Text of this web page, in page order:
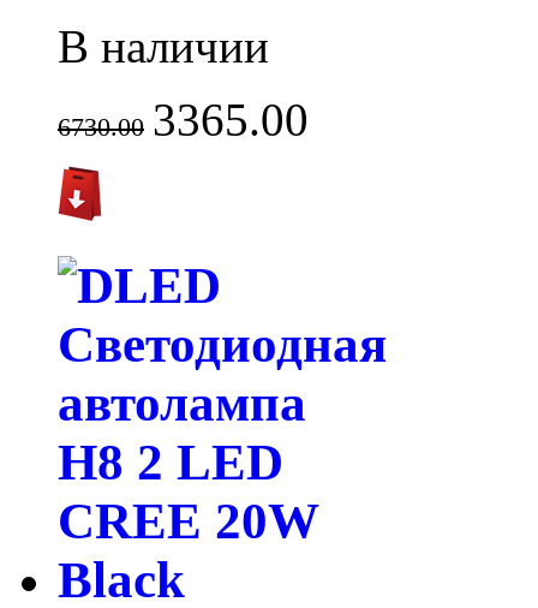
В наличии
6730.00 3365.00